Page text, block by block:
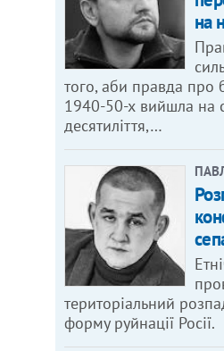
на
того, аби правда про
1940-50-х вийшла на
десятиліття,…
територіальний
форму руйнації Росії.